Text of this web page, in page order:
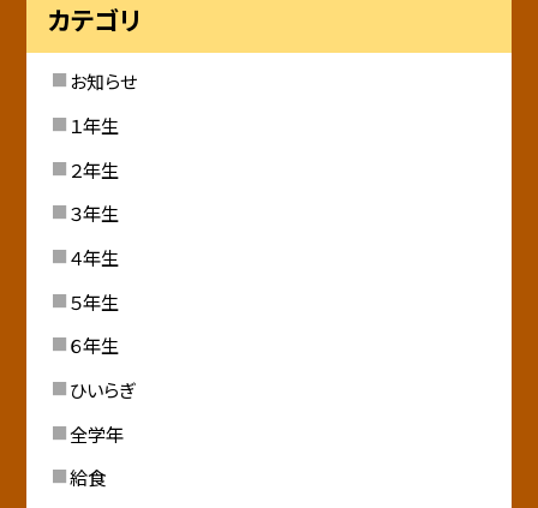
カテゴリ
お知らせ
１年生
２年生
３年生
４年生
５年生
６年生
ひいらぎ
全学年
給食